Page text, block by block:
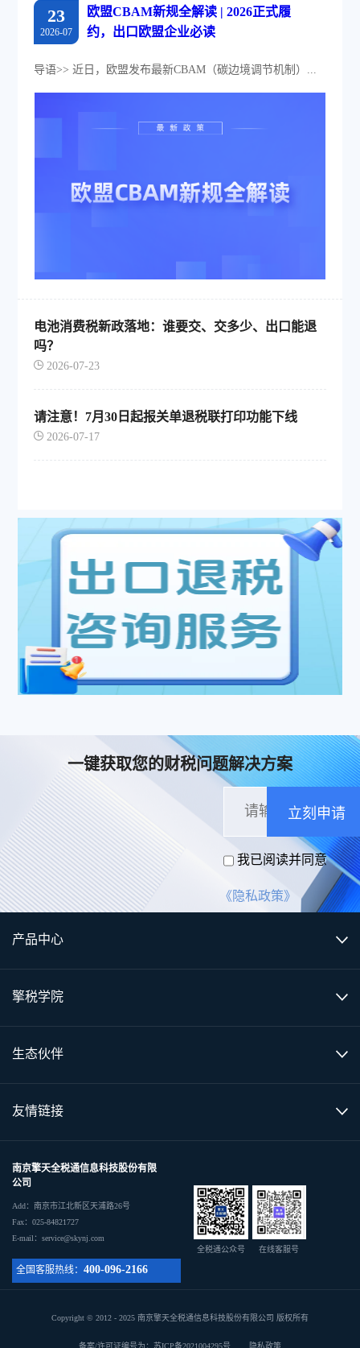
23
2026-07
欧盟CBAM新规全解读 | 2026正式履
约，出口欧盟企业必读
导语>> 近日，欧盟发布最新CBAM（碳边境调节机制）...
电池消费税新政落地：谁要交、交多少、出口能退
吗？
2026-07-23
请注意！7月30日起报关单退税联打印功能下线
2026-07-17
一键获取您的财税问题解决方案
立刻申请
我已阅读并同意
《隐私政策》
产品中心
擎税学院
生态伙伴
友情链接
南京擎天全税通信息科技股份有限
公司
Add：南京市江北新区天浦路26号
Fax：025-84821727
E-mail：service@skynj.com
全国客服热线： 400-096-2166
全税通公众号 在线客服号
Copyright © 2012 - 2025 南京擎天全税通信息科技股份有限公司 版权所有
备案/许可证编号为：苏ICP备2021004295号 隐私政策